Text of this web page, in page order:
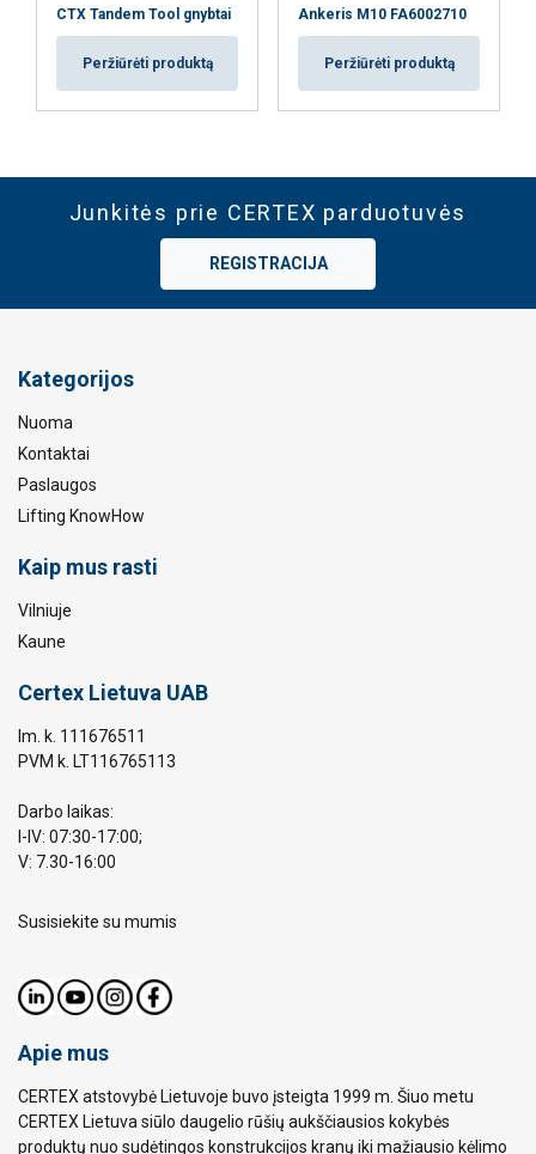
CTX Tandem Tool gnybtai
Peržiūrėti produktą
Ankeris M10 FA6002710
Peržiūrėti produktą
Junkitės prie CERTEX parduotuvės
REGISTRACIJA
Kategorijos
Nuoma
Kontaktai
Paslaugos
Lifting KnowHow
Kaip mus rasti
Vilniuje
Kaune
Certex Lietuva UAB
Im. k. 111676511
PVM k. LT116765113
Darbo laikas:
I-IV: 07:30-17:00;
V: 7.30-16:00
Susisiekite su mumis
Apie mus
CERTEX atstovybė Lietuvoje buvo įsteigta 1999 m. Šiuo metu
CERTEX Lietuva siūlo daugelio rūšių aukščiausios kokybės
produktų nuo sudėtingos konstrukcijos kranų iki mažiausio kėlimo